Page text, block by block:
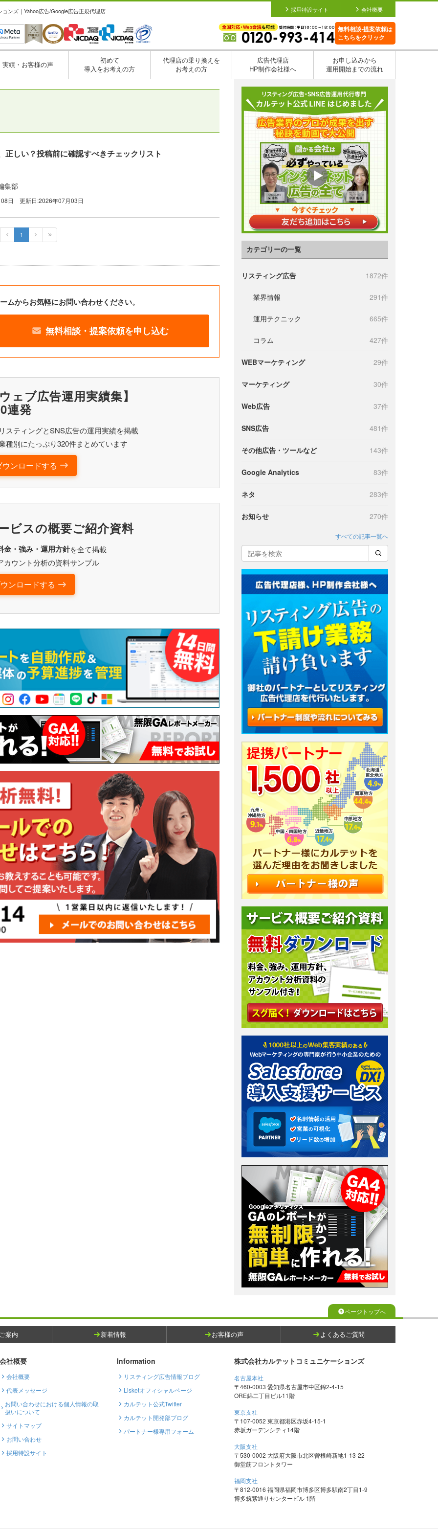
ンズ｜Yahoo広告/Google広告正規代理店 採用特設サイト 会社概要
無料相談•提案依頼は
こちらをクリック
実績・お客様の声
初めて
導入をお考えの方
代理店の乗り換えを
お考えの方
広告代理店
HP制作会社様へ
お申し込みから
運用開始までの流れ
正しい？投稿前に確認すべきチェックリスト
集部
日 更新日:2026年07月03日
1
ムからお気軽にお問い合わせください。
無料相談・提案依頼を申し込む
ェブ広告運用実績集】
連発
スティングとSNS広告の運用実績を掲載
種別にたっぷり320件まとめています
ウンロードする
ビスの概要ご紹介資料
金・強み・運用方針を全て掲載
カウント分析の資料サンプル
ンロードする
カテゴリーの一覧
リスティング広告 1872件
業界情報 291件
運用テクニック 665件
コラム 427件
WEBマーケティング 29件
マーケティング 30件
Web広告 37件
SNS広告 481件
その他広告・ツールなど 143件
Google Analytics 83件
ネタ 283件
お知らせ 270件
すべての記事一覧へ
ページトップへ
案内 新着情報 お客様の声 よくあるご質問
会社概要
会社概要
代表メッセージ
お問い合わせにおける個人情報の取
扱いについて
サイトマップ
お問い合わせ
採用特設サイト
Information
リスティング広告情報ブログ
Lisketオフィシャルページ
カルテット公式Twitter
カルテット開発部ブログ
パートナー様専用フォーム
株式会社カルテットコミュニケーションズ
名古屋本社
〒460-0003 愛知県名古屋市中区錦2-4-15
ORE錦二丁目ビル11階
東京支社
〒107-0052 東京都港区赤坂4-15-1
赤坂ガーデンシティ14階
大阪支社
〒530-0002 大阪府大阪市北区曽根崎新地1-13-22
御堂筋フロントタワー
福岡支社
〒812-0016 福岡県福岡市博多区博多駅南2丁目1-9
博多筑紫通りセンタービル 1階